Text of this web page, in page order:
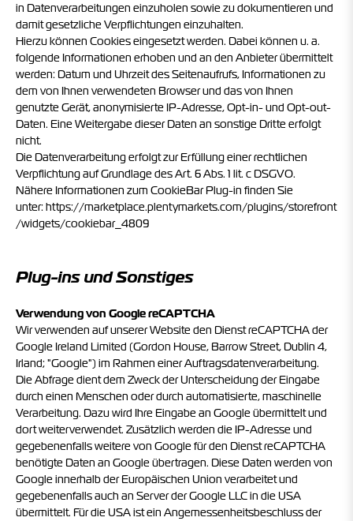
in Datenverarbeitungen einzuholen sowie zu dokumentieren und
damit gesetzliche Verpflichtungen einzuhalten.
Hierzu können Cookies eingesetzt werden. Dabei können u. a.
folgende Informationen erhoben und an den Anbieter übermittelt
werden: Datum und Uhrzeit des Seitenaufrufs, Informationen zu
dem von Ihnen verwendeten Browser und das von Ihnen
genutzte Gerät, anonymisierte IP-Adresse, Opt-in- und Opt-out-
Daten. Eine Weitergabe dieser Daten an sonstige Dritte erfolgt
nicht.
Die Datenverarbeitung erfolgt zur Erfüllung einer rechtlichen
Verpflichtung auf Grundlage des Art. 6 Abs. 1 lit. c DSGVO.
Nähere Informationen zum CookieBar Plug-in finden Sie
unter:https://marketplace.plentymarkets.com/plugins/storefront
/widgets/cookiebar_4809
Plug-ins und Sonstiges
Verwendung von Google reCAPTCHA
Wir verwenden auf unserer Website den Dienst reCAPTCHA der
Google Ireland Limited (Gordon House, Barrow Street, Dublin 4,
Irland; "Google") im Rahmen einer Auftragsdatenverarbeitung.
Die Abfrage dient dem Zweck der Unterscheidung der Eingabe
durch einen Menschen oder durch automatisierte, maschinelle
Verarbeitung. Dazu wird Ihre Eingabe an Google übermittelt und
dort weiterverwendet. Zusätzlich werden die IP-Adresse und
gegebenenfalls weitere von Google für den Dienst reCAPTCHA
benötigte Daten an Google übertragen. Diese Daten werden von
Google innerhalb der Europäischen Union verarbeitet und
gegebenenfalls auch an Server der Google LLC in die USA
übermittelt. Für die USA ist ein Angemessenheitsbeschluss der